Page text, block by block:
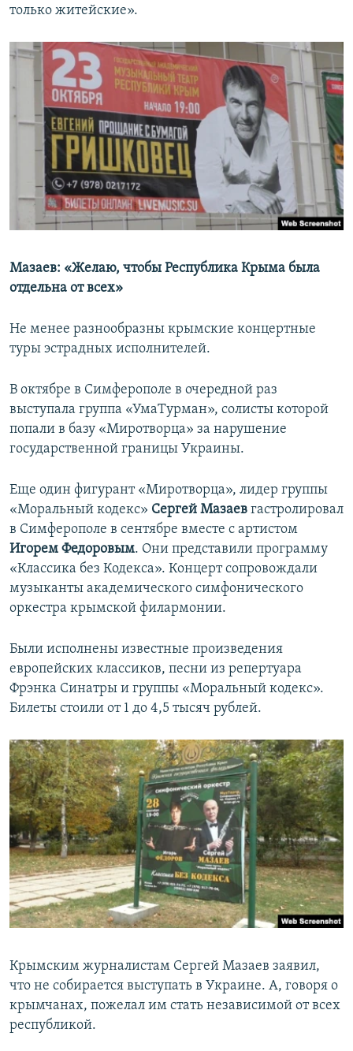
только житейские».
Мазаев: «Желаю, чтобы Республика Крыма была
отдельна от всех»
Не менее разнообразны крымские концертные
туры эстрадных исполнителей.
В октябре в Симферополе в очередной раз
выступала группа «УмаТурман», солисты которой
попали в базу «Миротворца» за нарушение
государственной границы Украины.
Еще один фигурант «Миротворца», лидер группы
«Моральный кодекс» Сергей Мазаев гастролировал
в Симферополе в сентябре вместе с артистом
Игорем Федоровым. Они представили программу
«Классика без Кодекса». Концерт сопровождали
музыканты академического симфонического
оркестра крымской филармонии.
Были исполнены известные произведения
европейских классиков, песни из репертуара
Фрэнка Синатры и группы «Моральный кодекс».
Билеты стоили от 1 до 4,5 тысяч рублей.
Крымским журналистам Сергей Мазаев заявил,
что не собирается выступать в Украине. А, говоря о
крымчанах, пожелал им стать независимой от всех
республикой.